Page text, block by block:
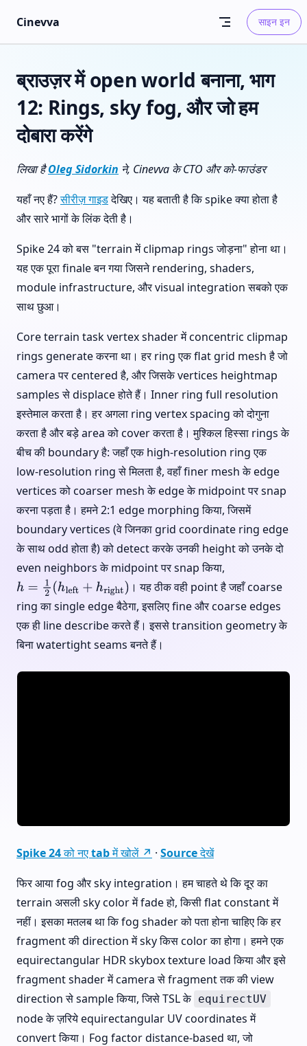
Skip to content
Cinevva साइन इन
ब्राउज़र में open world बनाना, भाग
12: Rings, sky fog, और जो हम
दोबारा करेंगे
लिखा हैOleg Sidorkin ने, Cinevva के CTO और को-फाउंडर
यहाँ नए हैं?सीरीज़ गाइडदेखिए। यह बताती है कि spike क्या होता है
और सारे भागों के लिंक देती है।
Spike 24 को बस "terrain में clipmap rings जोड़ना" होना था।
यह एक पूरा finale बन गया जिसने rendering, shaders,
module infrastructure, और visual integration सबको एक
साथ छुआ।
Core terrain task vertex shader में concentric clipmap
rings generate करना था। हर ring एक flat grid mesh है जो
camera पर centered है, और जिसके vertices heightmap
samples से displace होते हैं। Inner ring full resolution
इस्तेमाल करता है। हर अगला ring vertex spacing को दोगुना
करता है और बड़े area को cover करता है। मुश्किल हिस्सा rings के
बीच की boundary है: जहाँ एक high-resolution ring एक
low-resolution ring से मिलता है, वहाँ finer mesh के edge
vertices को coarser mesh के edge के midpoint पर snap
करना पड़ता है। हमने 2:1 edge morphing किया, जिसमें
boundary vertices (वे जिनका grid coordinate ring edge
के साथ odd होता है) को detect करके उनकी height को उनके दो
even neighbors के midpoint पर snap किया,
h=12 (hleft+h right)
। यह ठीक वही point है जहाँ coarse
ring का single edge बैठेगा, इसलिए fine और coarse edges
एक ही line describe करते हैं। इससे transition geometry के
बिना watertight seams बनते हैं।
Spike 24 को नए tab में खोलें ↗ · Source देखें
फिर आया fog और sky integration। हम चाहते थे कि दूर का
terrain असली sky color में fade हो, किसी flat constant में
नहीं। इसका मतलब था कि fog shader को पता होना चाहिए कि हर
fragment की direction में sky किस color का होगा। हमने एक
equirectangular HDR skybox texture load किया और इसे
fragment shader में camera से fragment तक की view
direction से sample किया, जिसे TSL के equirectUV
node के ज़रिये equirectangular UV coordinates में
convert किया। Fog factor distance-based था, जो